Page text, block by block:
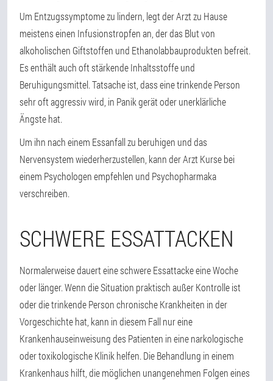
Um Entzugssymptome zu lindern, legt der Arzt zu Hause
meistens einen Infusionstropfen an, der das Blut von
alkoholischen Giftstoffen und Ethanolabbauprodukten befreit.
Es enthält auch oft stärkende Inhaltsstoffe und
Beruhigungsmittel. Tatsache ist, dass eine trinkende Person
sehr oft aggressiv wird, in Panik gerät oder unerklärliche
Ängste hat.
Um ihn nach einem Essanfall zu beruhigen und das
Nervensystem wiederherzustellen, kann der Arzt Kurse bei
einem Psychologen empfehlen und Psychopharmaka
verschreiben.
SCHWERE ESSATTACKEN
Normalerweise dauert eine schwere Essattacke eine Woche
oder länger. Wenn die Situation praktisch außer Kontrolle ist
oder die trinkende Person chronische Krankheiten in der
Vorgeschichte hat, kann in diesem Fall nur eine
Krankenhauseinweisung des Patienten in eine narkologische
oder toxikologische Klinik helfen. Die Behandlung in einem
Krankenhaus hilft, die möglichen unangenehmen Folgen eines